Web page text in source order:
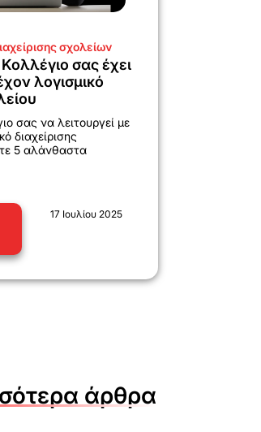
σχολείων
σας έχει
λογισμικό
σας να λειτουργεί με
διαχείρισης
5 αλάνθαστα
17 Ιουλίου 2025
άρθρα